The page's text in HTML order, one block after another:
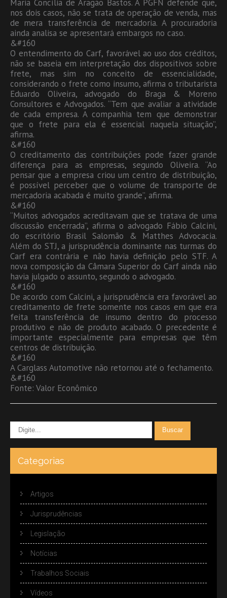
Maria Concília de Aragão Bastos. A PGFN defende que,
nos dois casos, não se trata de operação de venda, mas
de mera transferência de mercadoria. A procuradoria
ainda analisa se apresentará embargos no caso.
&#160
O entendimento do Carf, favorável ao uso dos créditos,
não se baseia em interpretação dos dispositivos sobre
frete, mas sim no conceito de essencialidade,
considerando o frete como insumo, afirma o tributarista
Eduardo Oliveira, advogado do Braga & Moreno
Consultores e Advogados. “Tem que avaliar a atividade
de cada empresa. A companhia tem que demonstrar
que o frete para ela é essencial naquela situação”,
afirma.
&#160
O creditamento das contribuições pode fazer grande
diferença para as empresas, segundo Oliveira. “Ao
pensar que a empresa criou um centro de distribuição,
é possível perceber que o volume de transporte de
mercadoria acabada é muito grande”, afirma.
&#160
“Muitos advogados acreditavam que se tratava de uma
discussão encerrada”, afirma o advogado Fábio Calcini,
do escritório Brasil Salomão & Matthes Advocacia.
Além do STJ, a jurisprudência dominante nas turmas do
Carf era contrária e não havia definição pelo STF. A
nova composição da Câmara Superior do Carf ainda não
havia julgado o assunto, segundo o advogado.
&#160
De acordo com Calcini, a jurisprudência era favorável ao
creditamento de frete somente nos casos em que era
feita transferência de insumo dentro do processo
produtivo e não de produto acabado. O precedente é
importante especialmente para empresas que têm
centros de distribuição.
&#160
A Carglass Automotive não retornou até o fechamento.
&#160
Fonte: Valor Econômico
Categorias
Artigos
Jurisprudências
Legislação
Notícias
Trabalhos Sociais
Vídeos